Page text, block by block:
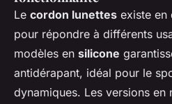
Le cordon lunettes existe en
pour répondre à différents
modèles en silicone
antidérapant, idéal pour le
dynamiques. Les versions en